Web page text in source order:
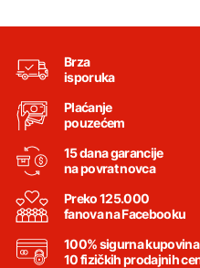
Brza
isporuka
Plaćanje
pouzećem
15 dana garancije
na povrat novca
Preko 125.000
fanova na Facebooku
100% sigurna kupovina
10 fizičkih prodajnih